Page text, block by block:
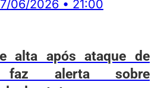
06/2026 • 21:00
alta após ataque de
alerta sobre